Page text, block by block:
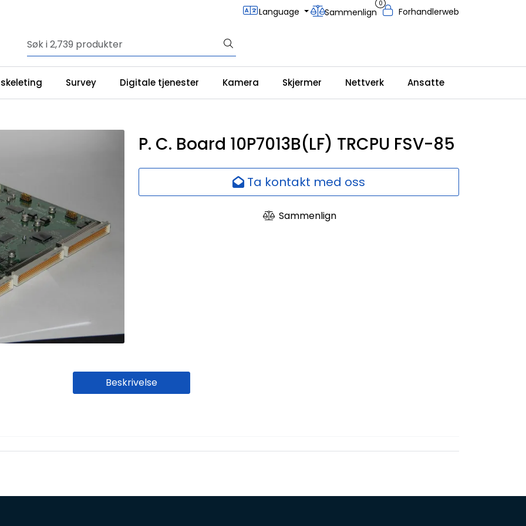
Language Sammenlign
0
Forhandlerweb
Survey Digitale tjenester Kamera Skjermer Nettverk Ansatte
P. C. Board 10P7013B(LF) TRCPU FSV-85
Ta kontakt med oss
Sammenlign
Beskrivelse